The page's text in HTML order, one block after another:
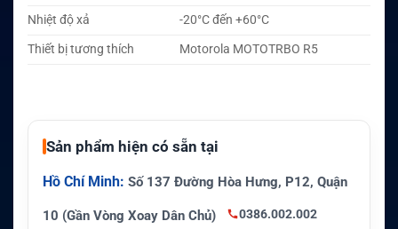
Nhiệt độ xả
-20°C đến +60°C
Thiết bị tương thích
Motorola MOTOTRBO R5
Sản phẩm hiện có sẵn tại
Hồ Chí Minh: Số 137 Đường Hòa Hưng, P12, Quận
10 (Gần Vòng Xoay Dân Chủ) 0386.002.002